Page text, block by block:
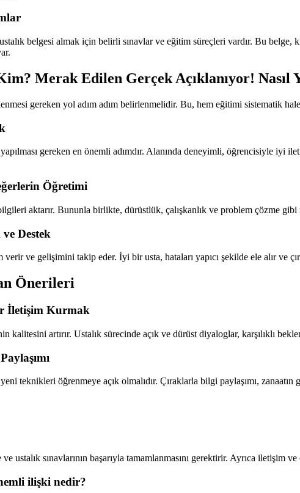
belgesi almak için belirli sınavlar ve eğitim süreçleri vardır. Bu belge,
Merak Edilen Gerçek Açıklanıyor! Nasıl
gereken yol adım adım belirlenmelidir. Bu, hem eğitimi sistematik
gereken en önemli adımdır. Alanında deneyimli, öğrencisiyle
Öğretimi
aktarır. Bununla birlikte, dürüstlük, çalışkanlık ve problem çözme
Destek
ve gelişimini takip eder. İyi bir usta, hataları yapıcı şekilde ele alır ve
Önerileri
İletişim Kurmak
kalitesini artırır. Ustalık sürecinde açık ve dürüst diyaloglar, karşılıklı
teknikleri öğrenmeye açık olmalıdır. Çıraklarla bilgi paylaşımı,
ustalık sınavlarının başarıyla tamamlanmasını gerektirir. Ayrıca iletişim
ilişki nedir?